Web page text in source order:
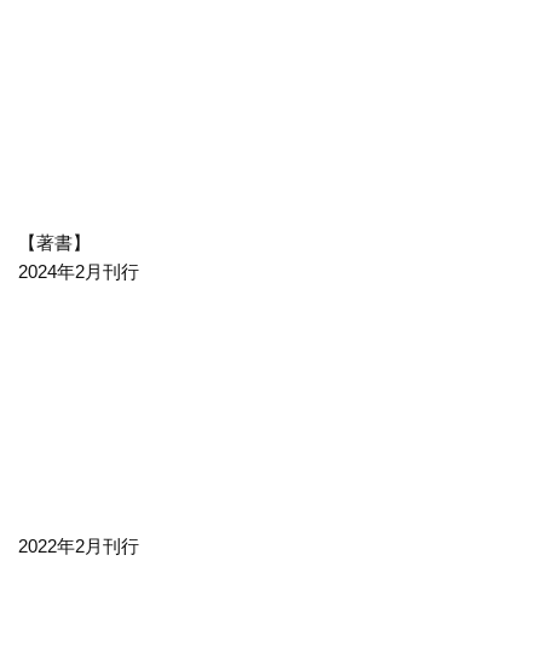
【著書】
2024年2月刊行
2022年2月刊行